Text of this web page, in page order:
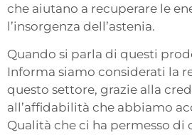
che aiutano a recuperare le
l’insorgenza dell’astenia.
Quando si parla di questi
Informa siamo considerati la
questo settore, grazie alla
all’affidabilità che abbiamo
Qualità che ci ha permesso